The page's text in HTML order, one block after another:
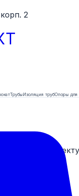
2
ТрубыИзоляция трубОпоры для
и